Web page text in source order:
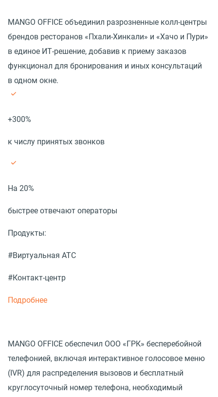
MANGO OFFICE объединил разрозненные колл-центры
брендов ресторанов «Пхали-Хинкали» и «Хачо и Пури»
в единое ИТ-решение, добавив к приему заказов
функционал для бронирования и иных консультаций
в одном окне.
+300%
к числу принятых звонков
На 20%
быстрее отвечают операторы
Продукты:
#Виртуальная АТС
#Контакт-центр
Подробнее
MANGO OFFICE обеспечил ООО «ГРК» бесперебойной
телефонией, включая интерактивное голосовое меню
(IVR) для распределения вызовов и бесплатный
круглосуточный номер телефона, необходимый